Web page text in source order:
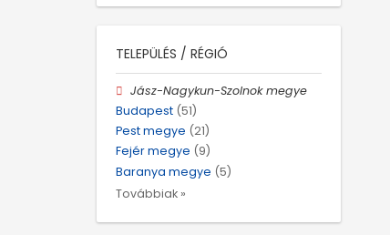
TELEPÜLÉS / RÉGIÓ
Jász-Nagykun-Szolnok megye
Budapest (51)
Pest megye (21)
Fejér megye (9)
Baranya megye (5)
Továbbiak »